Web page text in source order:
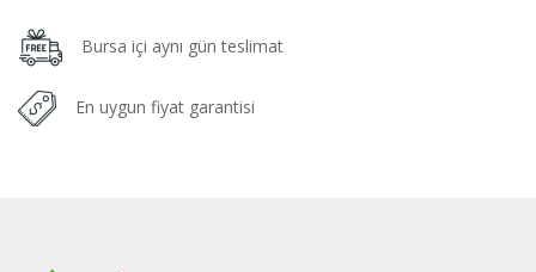
Bursa içi aynı gün teslimat
En uygun fiyat garantisi